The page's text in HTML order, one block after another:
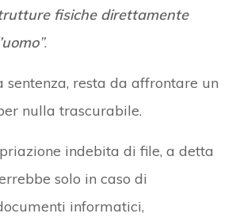
fisiche direttamente
”.
sentenza, resta da affrontare un
nulla trascurabile.
indebita di file, a detta
solo in caso di
informatici,